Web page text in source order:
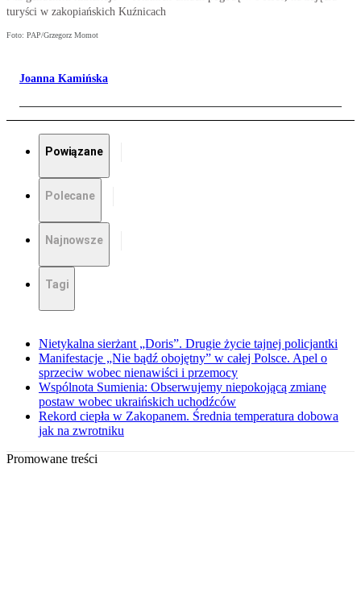
turyści w zakopiańskich Kuźnicach
Foto: PAP/Grzegorz Momot
Joanna Kamińska
Powiązane
Polecane
Najnowsze
Tagi
Nietykalna sierżant „Doris”. Drugie życie tajnej policjantki
Manifestacje „Nie bądź obojętny” w całej Polsce. Apel o
sprzeciw wobec nienawiści i przemocy
Wspólnota Sumienia: Obserwujemy niepokojącą zmianę
postaw wobec ukraińskich uchodźców
Rekord ciepła w Zakopanem. Średnia temperatura dobowa
jak na zwrotniku
Promowane treści